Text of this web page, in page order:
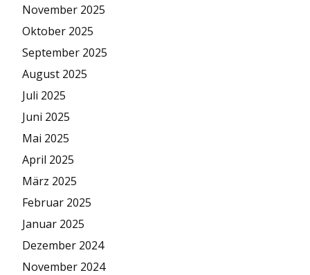
November 2025
Oktober 2025
September 2025
August 2025
Juli 2025
Juni 2025
Mai 2025
April 2025
März 2025
Februar 2025
Januar 2025
Dezember 2024
November 2024